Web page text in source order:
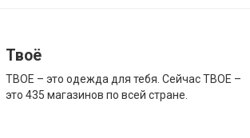
Твоё
ТВОЕ – это одежда для тебя. Сейчас ТВОЕ –
это 435 магазинов по всей стране.